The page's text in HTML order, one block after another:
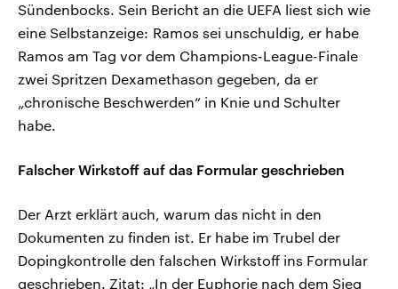
Sündenbocks. Sein Bericht an die UEFA liest sich wie
eine Selbstanzeige: Ramos sei unschuldig, er habe
Ramos am Tag vor dem Champions-League-Finale
zwei Spritzen Dexamethason gegeben, da er
„chronische Beschwerden“ in Knie und Schulter
habe.
Falscher Wirkstoff auf das Formular geschrieben
Der Arzt erklärt auch, warum das nicht in den
Dokumenten zu finden ist. Er habe im Trubel der
Dopingkontrolle den falschen Wirkstoff ins Formular
geschrieben. Zitat: „In der Euphorie nach dem Sieg